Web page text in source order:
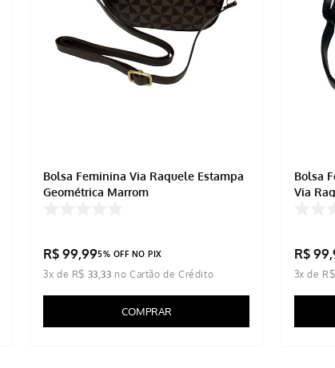
Bolsa Feminina Via Raquele Estampa
Geométrica Marrom
R$ 99,995% OFF NO PIX
3x de R$ 33 ,33
COMPRAR
Bolsa
Via
R$ 99,
3x de R$